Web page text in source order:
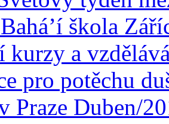
škola
kurzy a
pro potěchu
Praze Duben/